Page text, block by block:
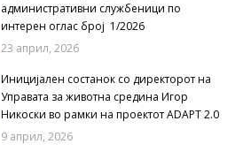
административни службеници по
интерен оглас број 1/2026
23 април, 2026
Иницијален состанок со директорот на
Управата за животна средина Игор
Никоски во рамки на проектот ADAPT 2.0
9 април, 2026